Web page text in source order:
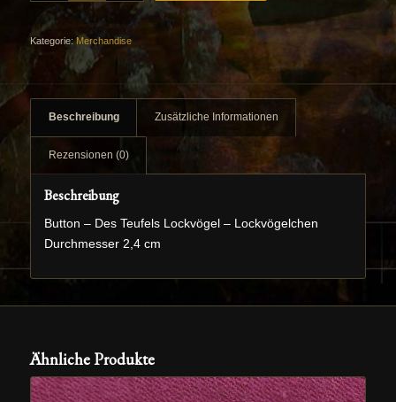
Kategorie:Merchandise
Beschreibung Zusätzliche Informationen
Rezensionen (0)
Beschreibung
Button – Des Teufels Lockvögel – Lockvögelchen
Durchmesser 2,4 cm
Ähnliche Produkte